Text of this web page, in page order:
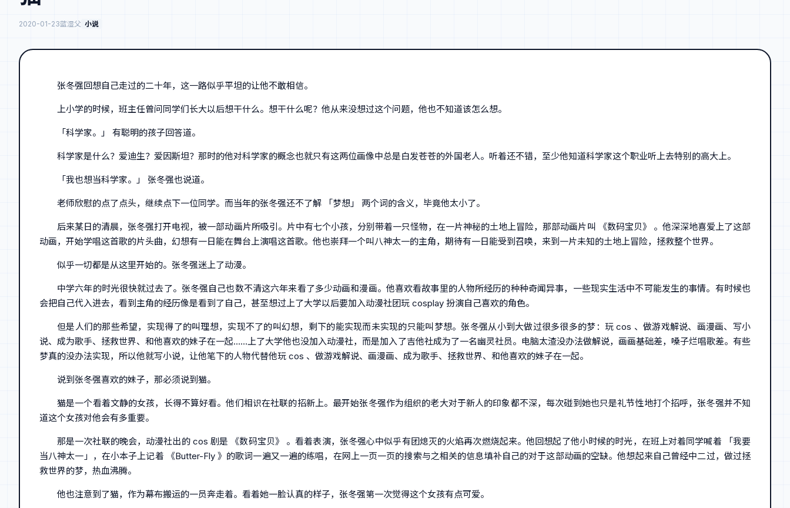
2020-01-23蓝湿父 小说
张冬强回想自己走过的二十年，这一路似乎平坦的让他不敢相信。
上小学的时候，班主任曾问同学们长大以后想干什么。想干什么呢？他从来没想过这个问题，他也不知道该怎么想。
「科学家。」 有聪明的孩子回答道。
科学家是什么？爱迪生？爱因斯坦？那时的他对科学家的概念也就只有这两位画像中总是白发苍苍的外国老人。听着还不错，至少他知道科学家这个职业听上去特别的高大上。
「我也想当科学家。」 张冬强也说道。
老师欣慰的点了点头，继续点下一位同学。而当年的张冬强还不了解 「梦想」 两个词的含义，毕竟他太小了。
后来某日的清晨，张冬强打开电视，被一部动画片所吸引。片中有七个小孩，分别带着一只怪物，在一片神秘的土地上冒险，那部动画片叫 《数码宝贝》 。他深深地喜爱上了这部
动画，开始学唱这首歌的片头曲，幻想有一日能在舞台上演唱这首歌。他也崇拜一个叫八神太一的主角，期待有一日能受到召唤，来到一片未知的土地上冒险，拯救整个世界。
似乎一切都是从这里开始的。张冬强迷上了动漫。
中学六年的时光很快就过去了。张冬强自己也数不清这六年来看了多少动画和漫画。他喜欢看故事里的人物所经历的种种奇闻异事，一些现实生活中不可能发生的事情。有时候也
会把自己代入进去，看到主角的经历像是看到了自己，甚至想过上了大学以后要加入动漫社团玩 cosplay 扮演自己喜欢的角色。
但是人们的那些希望，实现得了的叫理想，实现不了的叫幻想，剩下的能实现而未实现的只能叫梦想。张冬强从小到大做过很多很多的梦：玩 cos 、做游戏解说、画漫画、写小
说、成为歌手、拯救世界、和他喜欢的妹子在一起……上了大学他也没加入动漫社，而是加入了吉他社成为了一名幽灵社员。电脑太渣没办法做解说，画画基础差，嗓子烂唱歌差。有些
梦真的没办法实现，所以他就写小说，让他笔下的人物代替他玩 cos 、做游戏解说、画漫画、成为歌手、拯救世界、和他喜欢的妹子在一起。
说到张冬强喜欢的妹子，那必须说到猫。
猫是一个看着文静的女孩，长得不算好看。他们相识在社联的招新上。最开始张冬强作为组织的老大对于新人的印象都不深，每次碰到她也只是礼节性地打个招呼，张冬强并不知
道这个女孩对他会有多重要。
那是一次社联的晚会，动漫社出的 cos 剧是 《数码宝贝》 。看着表演，张冬强心中似乎有团熄灭的火焰再次燃烧起来。他回想起了他小时候的时光，在班上对着同学喊着 「我要
当八神太一」，在小本子上记着 《Butter-Fly 》的歌词一遍又一遍的练唱，在网上一页一页的搜索与之相关的信息填补自己的对于这部动画的空缺。他想起来自己曾经中二过，做过拯
救世界的梦，热血沸腾。
他也注意到了猫，作为幕布搬运的一员奔走着。看着她一脸认真的样子，张冬强第一次觉得这个女孩有点可爱。